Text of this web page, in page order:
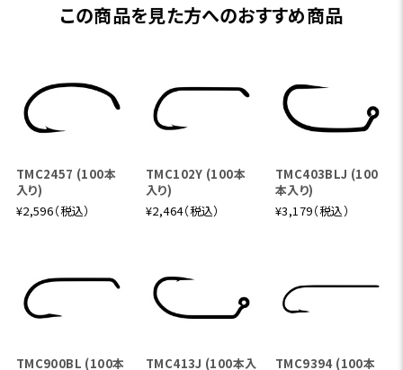
この商品を見た方へのおすすめ商品
TMC2457 (100本
入り)
¥2,596（税込）
TMC102Y (100本
入り)
¥2,464（税込）
TMC403BLJ (100
本入り)
¥3,179（税込）
TMC900BL (100本
TMC413J (100本入
TMC9394 (100本